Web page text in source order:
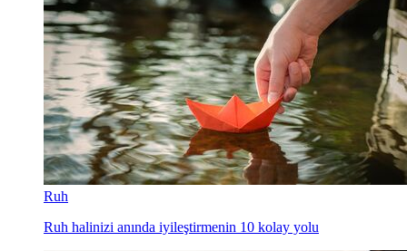
Ruh
Ruh halinizi anında iyileştirmenin 10 kolay yolu